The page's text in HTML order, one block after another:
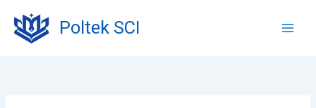
konten
Poltek SCI